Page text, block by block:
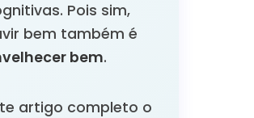
Pois sim,
bem também é
bem.
artigo completo o